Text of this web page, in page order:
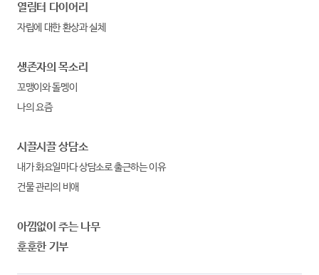
열림터 다이어리
자립에 대한 환상과 실체
생존자의 목소리
꼬맹이와 돌멩이
나의 요즘
시끌시끌 상담소
내가 화요일마다 상담소로 출근하는 이유
건물 관리의 비애
아낌없이 주는 나무
훈훈한 기부